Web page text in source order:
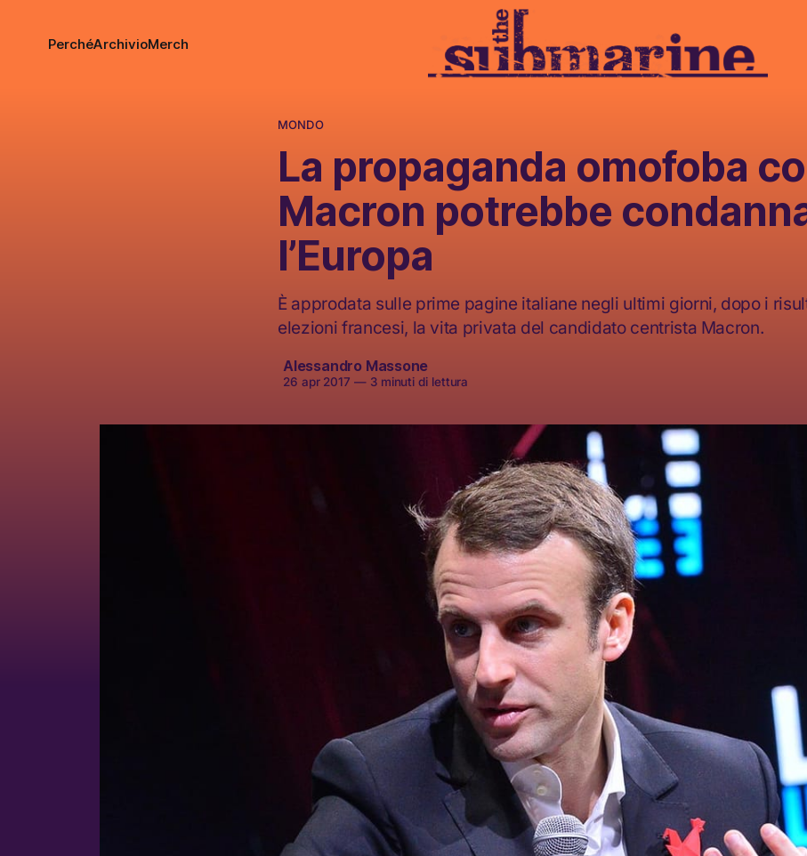
PerchéArchivioMerch
MONDO
La propaganda omofoba
Macron potrebbe
l’Europa
È approdata sulle prime pagine italiane negli ultimi giorni, dopo i
elezioni francesi, la vita privata del candidato centrista Macron.
Alessandro Massone
26 apr 2017 —3 minuti di lettura